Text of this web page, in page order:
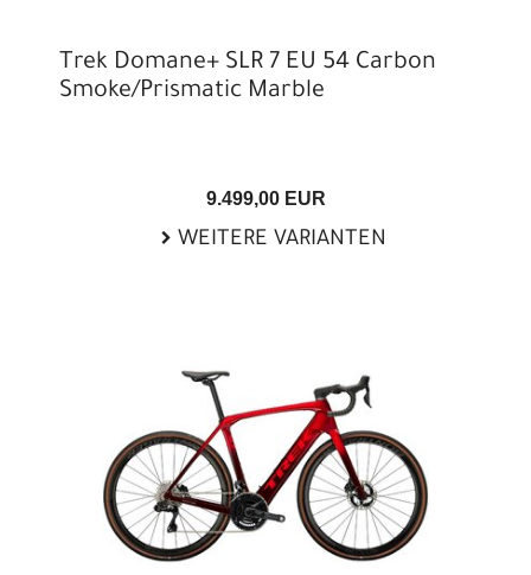
Trek Domane+ SLR 7 EU 54 Carbon
Smoke/Prismatic Marble
9.499,00 EUR
WEITERE VARIANTEN